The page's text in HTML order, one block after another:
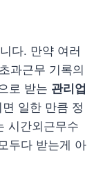
다. 만약 여러
과근무 기록의
로 받는 관리업
일한 만큼 정
시간외근무수
두다 받는게 아